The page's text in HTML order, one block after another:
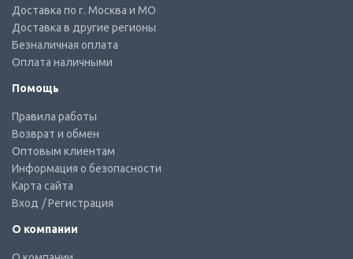
Доставка по г. Москва и МО
Доставка в другие регионы
Безналичная оплата
Оплата наличными
Помощь
Правила работы
Возврат и обмен
Оптовым клиентам
Информация о безопасности
Карта сайта
Вход / Регистрация
О компании